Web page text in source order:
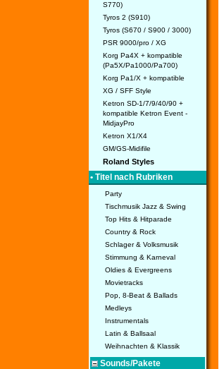
S770)
Tyros 2 (S910)
Tyros (S670 / S900 / 3000)
PSR 9000/pro / XG
Korg Pa4X + kompatible
(Pa5X/Pa1000/Pa700)
Korg Pa1/X + kompatible
XG / SFF Style
Ketron SD-1/7/9/40/90 +
kompatible Ketron Event -
MidjayPro
Ketron X1/X4
GM/GS-Midifile
Roland Styles
• Titel nach Rubriken
Party
Tischmusik Jazz & Swing
Top Hits & Hitparade
Country & Rock
Schlager & Volksmusik
Stimmung & Karneval
Oldies & Evergreens
Movietracks
Pop, 8-Beat & Ballads
Medleys
Instrumentals
Latin & Ballsaal
Weihnachten & Klassik
Sounds/Pakete